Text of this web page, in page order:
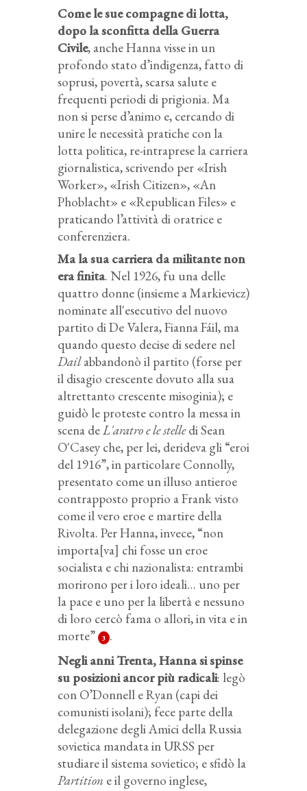
Come le sue compagne di lotta,
dopo la sconfitta della Guerra
Civile, anche Hanna visse in un
profondo stato d’indigenza, fatto di
soprusi, povertà, scarsa salute e
frequenti periodi di prigionia. Ma
non si perse d’animo e, cercando di
unire le necessità pratiche con la
lotta politica, re-intraprese la carriera
giornalistica, scrivendo per «Irish
Worker», «Irish Citizen», «An
Phoblacht» e «Republican Files» e
praticando l’attività di oratrice e
conferenziera.
Ma la sua carriera da militante non
era finita. Nel 1926, fu una delle
quattro donne (insieme a Markievicz)
nominate all'esecutivo del nuovo
partito di De Valera, Fianna Fáil, ma
quando questo decise di sedere nel
Dailabbandonò il partito (forse per
il disagio crescente dovuto alla sua
altrettanto crescente misoginia); e
guidò le proteste contro la messa in
scena deL'aratro e le stelledi Sean
O'Casey che, per lei, derideva gli “eroi
del 1916”, in particolare Connolly,
presentato come un illuso antieroe
contrapposto proprio a Frank visto
come il vero eroe e martire della
Rivolta. Per Hanna, invece, “non
importa[va] chi fosse un eroe
socialista e chi nazionalista: entrambi
morirono per i loro ideali… uno per
la pace e uno per la libertà e nessuno
di loro cercò fama o allori, in vita e in
morte”
3 .
Negli anni Trenta, Hanna si spinse
su posizioni ancor più radicali: legò
con O’Donnell e Ryan (capi dei
comunisti isolani); fece parte della
delegazione degli Amici della Russia
sovietica mandata in URSS per
studiare il sistema sovietico; e sfidò la
Partition e il governo inglese,